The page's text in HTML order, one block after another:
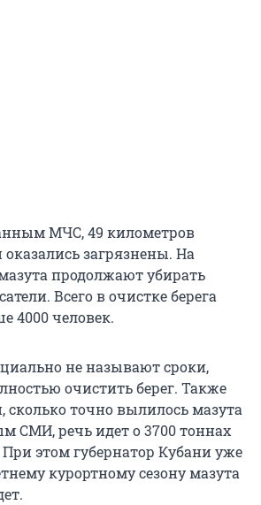
МЧС, 49 километров
загрязнены. На
продолжают убирать
Всего в очистке берега
4000 человек.
не называют сроки,
очистить берег. Также
точно вылилось мазута
СМИ, речь идет о 3700 тоннах
этом губернатор Кубани уже
курортному сезону мазута